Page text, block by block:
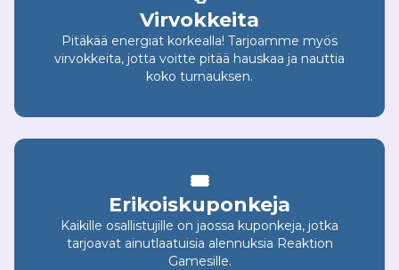
Virvokkeita
Pitäkää energiat korkealla! Tarjoamme myös
virvokkeita, jotta voitte pitää hauskaa ja nauttia
koko turnauksen.
🎟️
Erikoiskuponkeja
Kaikille osallistujille on jaossa kuponkeja, jotka
tarjoavat ainutlaatuisia alennuksia Reaktion
Gamesille.